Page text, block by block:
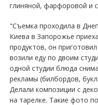
глиняной, фарфоровой и
"Съемка проходила в
Киева в Запорожье
продуктов, он
возили еду по двоим
одной студии блюда
рекламы (билбордов,
Делали композиции с
на тарелке. Такие фото